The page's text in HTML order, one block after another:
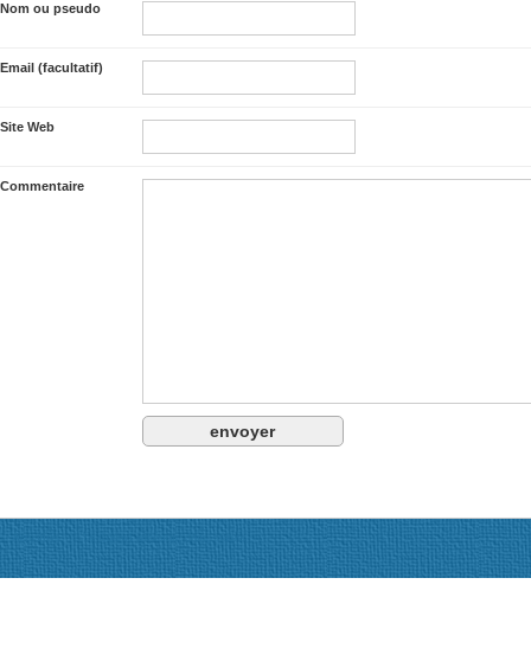
Nom ou pseudo
Email (facultatif)
Site Web
Commentaire
Actualités Le Codevi adhésion, dons, statuts